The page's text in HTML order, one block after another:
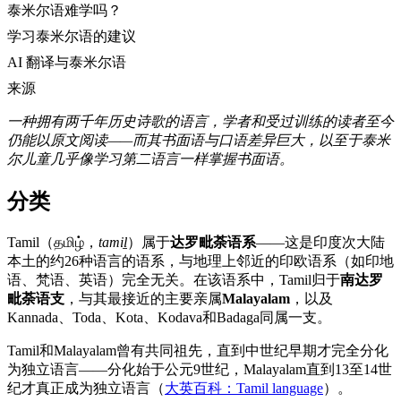
泰米尔语难学吗？
学习泰米尔语的建议
AI 翻译与泰米尔语
来源
一种拥有两千年历史诗歌的语言，学者和受过训练的读者至今
仍能以原文阅读——而其书面语与口语差异巨大，以至于泰米
尔儿童几乎像学习第二语言一样掌握书面语。
分类
Tamil（தமிழ்， tamiḻ）属于达罗毗荼语系——这是印度次大陆
本土的约26种语言的语系，与地理上邻近的印欧语系（如印地
语、梵语、英语）完全无关。在该语系中，Tamil归于南达罗
毗荼语支 ，与其最接近的主要亲属Malayalam ，以及
Kannada、Toda、Kota、Kodava和Badaga同属一支。
Tamil和Malayalam曾有共同祖先，直到中世纪早期才完全分化
为独立语言——分化始于公元9世纪，Malayalam直到13至14世
纪才真正成为独立语言（大英百科：Tamil language）。